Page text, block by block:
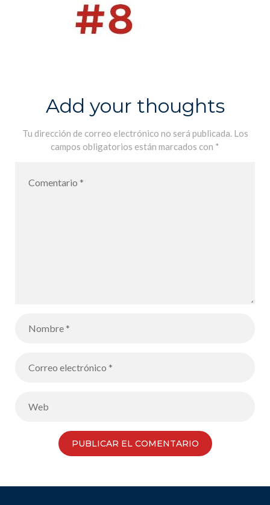
Add your thoughts
Tu dirección de correo electrónico no será publicada. Los
campos obligatorios están marcados con *